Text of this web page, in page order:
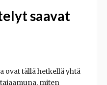
saavat
ovat tällä hetkellä yhtä
miten